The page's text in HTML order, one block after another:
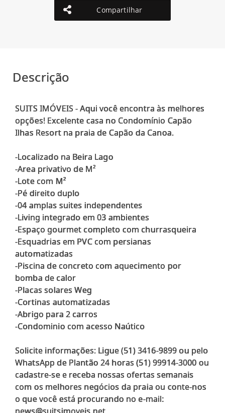
Compartilhar
Descrição
SUITS IMÓVEIS - Aqui você encontra às melhores
opções! Excelente casa no Condomínio Capão
Ilhas Resort na praia de Capão da Canoa.
-Localizado na Beira Lago
-Area privativo de M²
-Lote com M²
-Pé direito duplo
-04 amplas suites independentes
-Living integrado em 03 ambientes
-Espaço gourmet completo com churrasqueira
-Esquadrias em PVC com persianas
automatizadas
-Piscina de concreto com aquecimento por
bomba de calor
-Placas solares Weg
-Cortinas automatizadas
-Abrigo para 2 carros
-Condominio com acesso Naútico
Solicite informações: Ligue (51) 3416-9899 ou pelo
WhatsApp de Plantão 24 horas (51) 99914-3000 ou
cadastre-se e receba nossas ofertas semanais
com os melhores negócios da praia ou conte-nos
o que você está procurando no e-mail: